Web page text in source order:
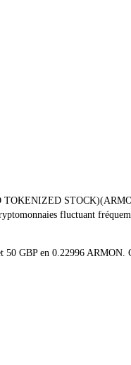
TOKENIZED
fluctuant
GBP en 0.22996 ARMON.